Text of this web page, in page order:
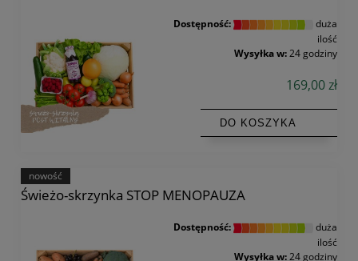
Dostępność:
duża
ilość
Wysyłka w:24 godziny
169,00 zł
DO KOSZYKA
Świeżo-skrzynka STOP MENOPAUZA
Dostępność:
duża
ilość
Wysyłka w: 24 godziny
nowość